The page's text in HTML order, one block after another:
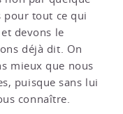
pour tout ce qui
devons le
déjà dit. On
mieux que nous
puisque sans lui
connaître.